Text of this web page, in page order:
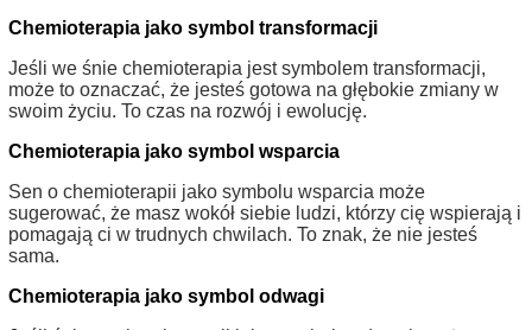
Chemioterapia jako symbol transformacji
Jeśli we śnie chemioterapia jest symbolem transformacji,
może to oznaczać, że jesteś gotowa na głębokie zmiany w
swoim życiu. To czas na rozwój i ewolucję.
Chemioterapia jako symbol wsparcia
Sen o chemioterapii jako symbolu wsparcia może
sugerować, że masz wokół siebie ludzi, którzy cię wspierają i
pomagają ci w trudnych chwilach. To znak, że nie jesteś
sama.
Chemioterapia jako symbol odwagi